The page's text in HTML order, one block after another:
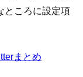
ところに設定項
まとめ